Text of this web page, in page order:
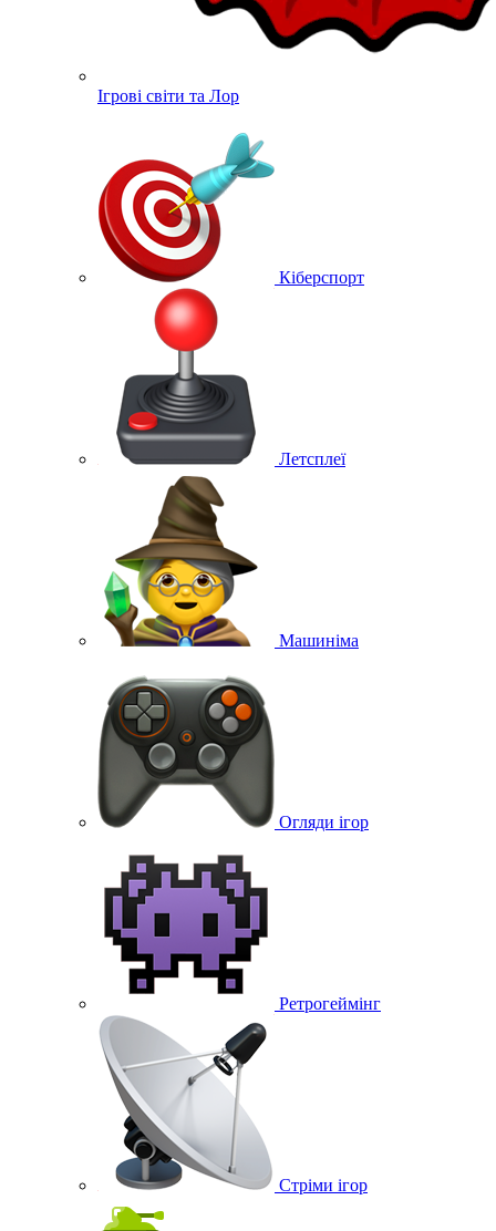
Ігрові світи та Лор
Кіберспорт
Летсплеї
Машиніма
Огляди ігор
Ретрогеймінг
Стріми ігор